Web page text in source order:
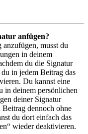
anfügen?
musst du
in deinem
du die Signatur
in jedem Beitrag das
Du kannst eine
in deinem persönlichen
deiner Signatur
dennoch ohne
du dort einfach das
wieder deaktivieren.